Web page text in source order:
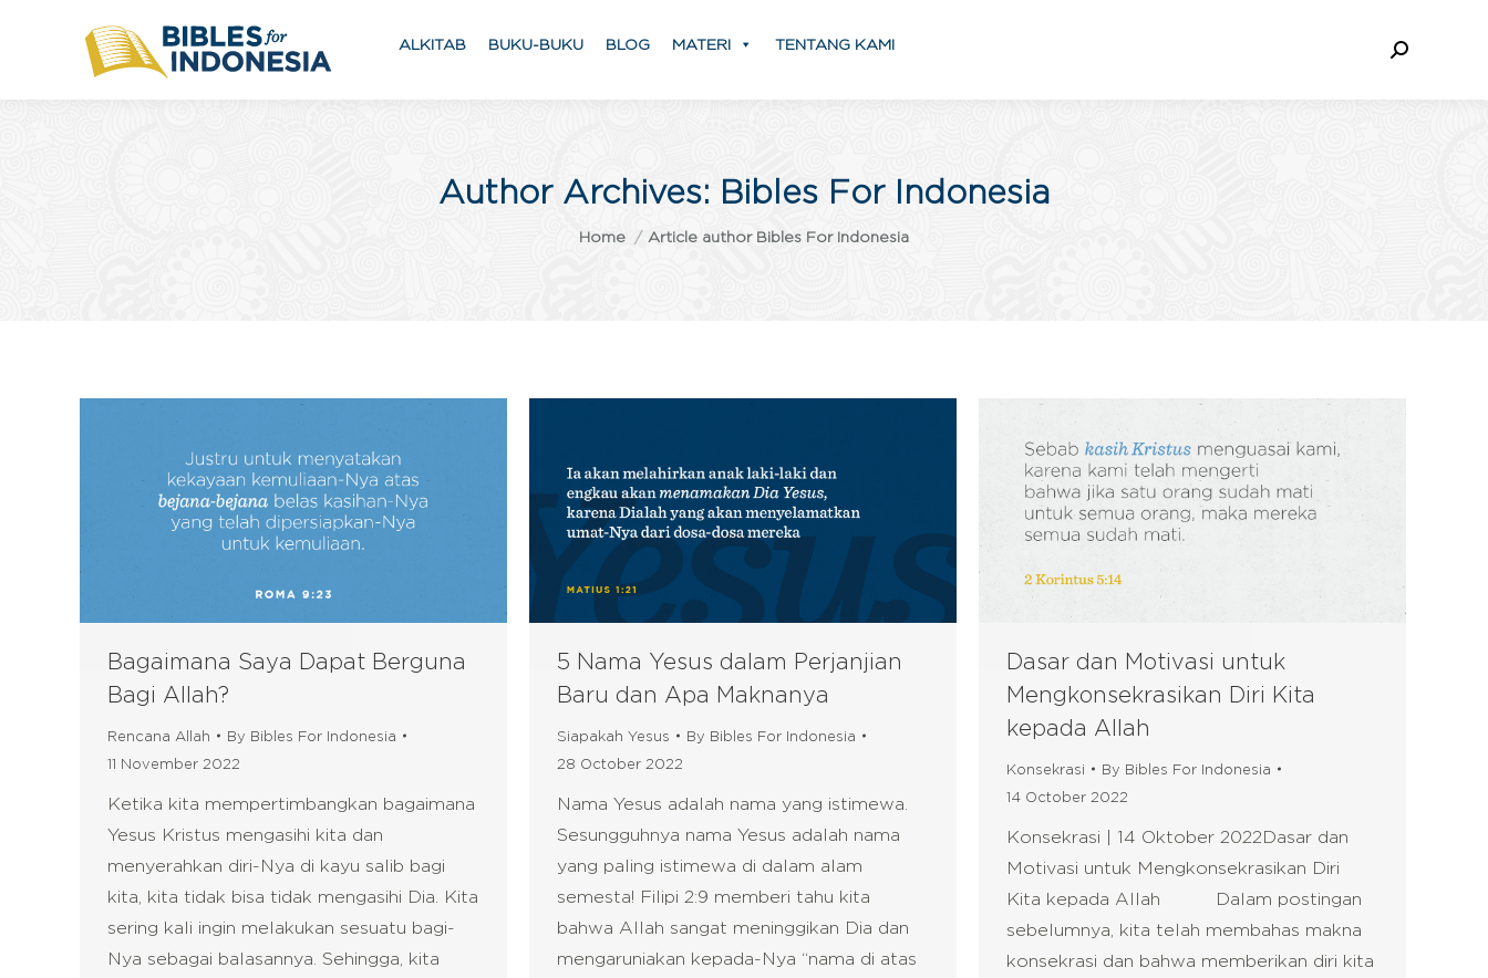
ALKITAB BUKU-BUKU BLOG MATERI TENTANG KAMI
Search:
Author Archives: Bibles For Indonesia
You are here:
Home Article author Bibles For Indonesia
Bagaimana Saya Dapat Berguna
Bagi Allah?
Rencana Allah By Bibles For Indonesia
11 November 2022
Ketika kita mempertimbangkan bagaimana
Yesus Kristus mengasihi kita dan
menyerahkan diri-Nya di kayu salib bagi
kita, kita tidak bisa tidak mengasihi Dia. Kita
sering kali ingin melakukan sesuatu bagi-
Nya sebagai balasannya. Sehingga, kita
5 Nama Yesus dalam Perjanjian
Baru dan Apa Maknanya
Siapakah Yesus By Bibles For Indonesia
28 October 2022
Nama Yesus adalah nama yang istimewa.
Sesungguhnya nama Yesus adalah nama
yang paling istimewa di dalam alam
semesta! Filipi 2:9 memberi tahu kita
bahwa Allah sangat meninggikan Dia dan
mengaruniakan kepada-Nya “nama di atas
Dasar dan Motivasi untuk
Mengkonsekrasikan Diri Kita
kepada Allah
Konsekrasi By Bibles For Indonesia
14 October 2022
Konsekrasi | 14 Oktober 2022Dasar dan
Motivasi untuk Mengkonsekrasikan Diri
Kita kepada Allah Dalam postingan
sebelumnya, kita telah membahas makna
konsekrasi dan bahwa memberikan diri kita